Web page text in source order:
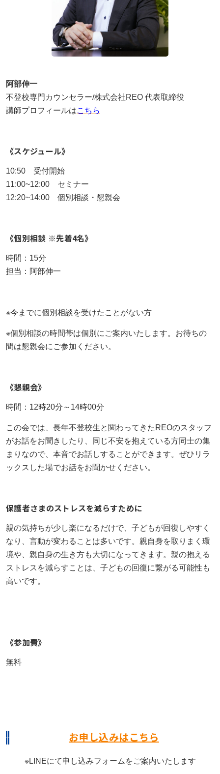
阿部伸一
不登校専門カウンセラー/株式会社REO 代表取締役
講師プロフィールはこちら
《スケジュール》
10:50 受付開始
11:00~12:00 セミナー
12:20~14:00 個別相談・懇親会
《個別相談 ※先着4名》
時間：15分
担当：阿部伸一
※今までに個別相談を受けたことがない方
※個別相談の時間帯は個別にご案内いたします。お待ちの
間は懇親会にご参加ください。
《懇親会》
時間：12時20分～14時00分
この会では、長年不登校生と関わってきたREOのスタッフ
がお話をお聞きしたり、同じ不安を抱えている方同士の集
まりなので、本音でお話しすることができます。ぜひリラ
ックスした場でお話をお聞かせください。
保護者さまのストレスを減らすために
親の気持ちが少し楽になるだけで、子どもが回復しやすく
なり、言動が変わることは多いです。親自身を取りまく環
境や、親自身の生き方も大切になってきます。親の抱える
ストレスを減らすことは、子どもの回復に繋がる可能性も
高いです。
《参加費》
無料
お申し込みはこちら
※LINEにて申し込みフォームをご案内いたします